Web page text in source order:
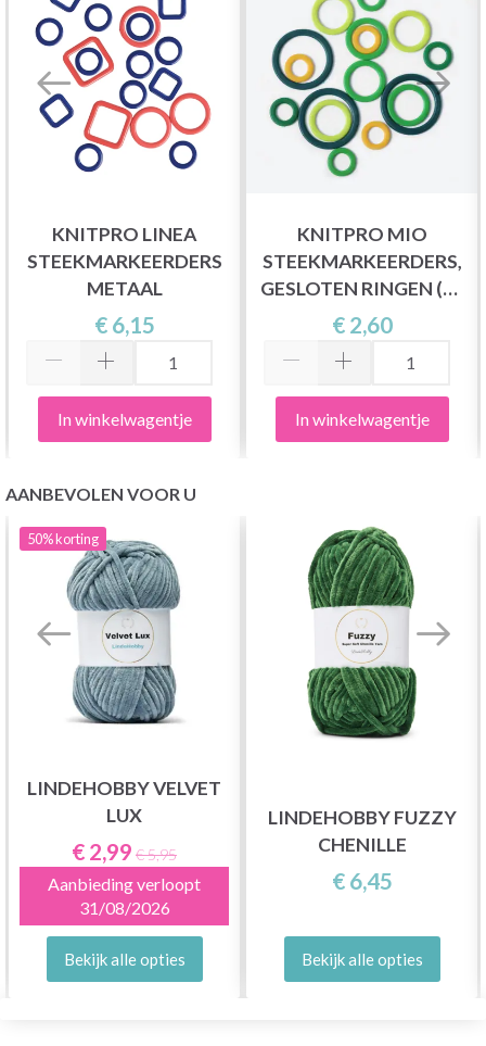
KNITPRO LINEA
STEEKMARKEERDERS
METAAL
€ 6,15
In winkelwagentje
KNITPRO MIO
STEEKMARKEERDERS,
GESLOTEN RINGEN (50
STUKS)
€ 2,60
In winkelwagentje
AANBEVOLEN VOOR U
50%korting
LINDEHOBBY VELVET
LUX
€ 2,99 € 5,95
Aanbieding verloopt
31/08/2026
Bekijk alle opties
LINDEHOBBY FUZZY
CHENILLE
€ 6,45
Bekijk alle opties